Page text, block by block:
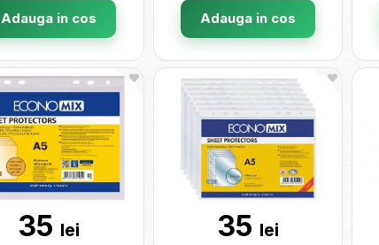
Adauga in cos Adauga in cos
35 lei 35 lei